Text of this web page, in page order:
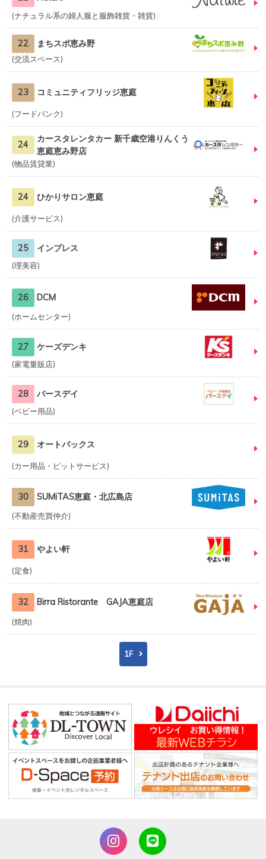
ナチュラル系の婦人服と服飾雑貨・雑貨
22 まちスポ恵み野
交流スペース
23 コミュニティフリッジ恵庭
フードバンク
24
カースタレンタカー 新千歳空港りんくう
恵庭恵み野店
物品賃貸業
24 ひかりサロン恵庭
介護サービス
25 インプレス
理美容
26 DCM
ホームセンター
27 ケーズデンキ
家電量販店
28 バースデイ
ベビー用品
29 オートバックス
カー用品・ピットサービス
30 SUMiTAS恵庭・北広島店
不動産売買仲介
31 やよい軒
定食
32 Birra Ristorante GAJA恵庭店
焼肉
1F